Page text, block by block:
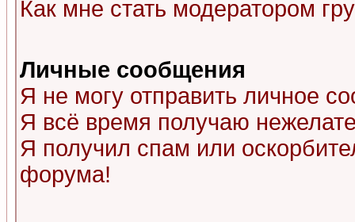
Как мне стать модератором
Личные сообщения
Я не могу отправить личное
Я всё время получаю
Я получил спам или
форума!